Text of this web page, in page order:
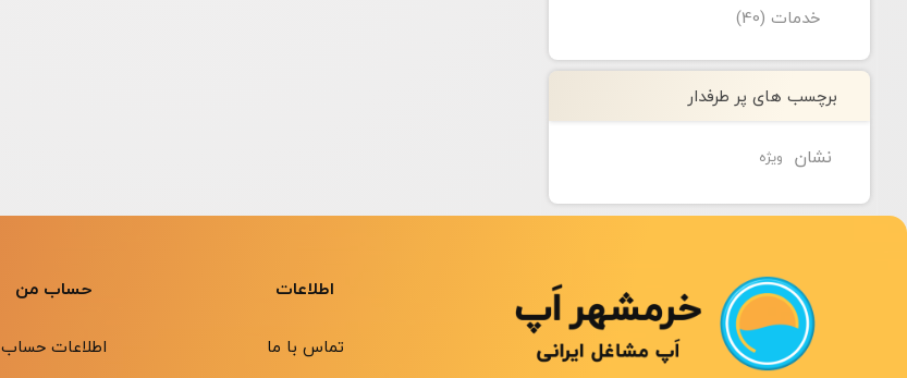
خدمات (40)
برچسب های پر طرفدار
نشان ویژه
اطلاعات
تماس با ما
حساب من
اطلاعات حساب